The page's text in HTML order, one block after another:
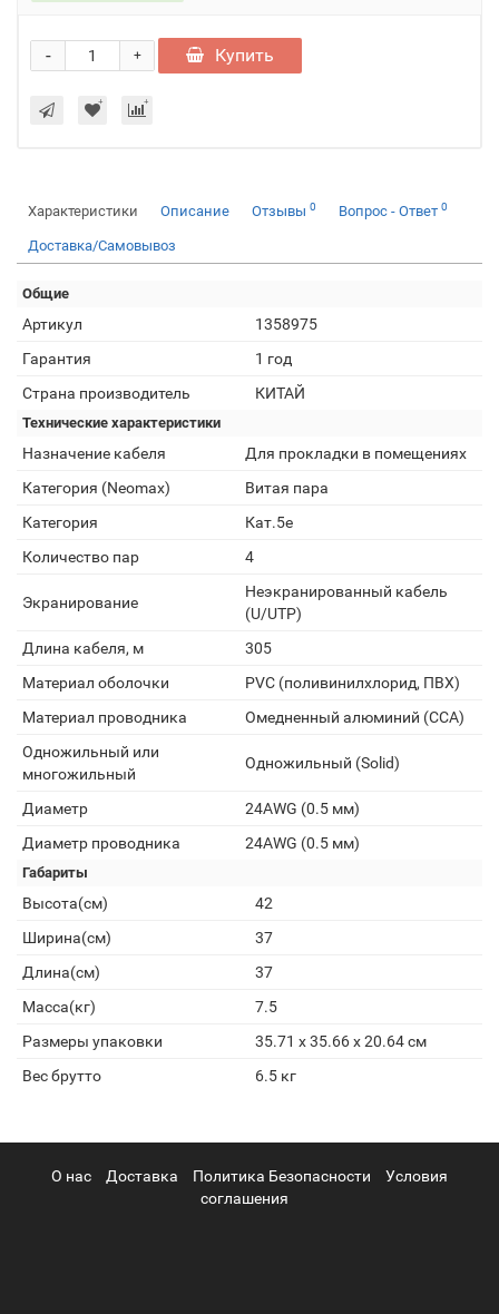
+
- Купить
Характеристики Описание Отзывы 0 Вопрос - Ответ 0
Доставка/Самовывоз
Общие
Артикул
1358975
Гарантия
1 год
Страна производитель
КИТАЙ
Технические характеристики
Назначение кабеля
Для прокладки в помещениях
Категория (Neomax)
Витая пара
Категория
Кат.5e
Количество пар
4
Экранирование
Неэкранированный кабель
(U/UTP)
Длина кабеля, м
305
Материал оболочки
PVC (поливинилхлорид, ПВХ)
Материал проводника
Омедненный алюминий (CCA)
Одножильный или
многожильный
Одножильный (Solid)
Диаметр
24AWG (0.5 мм)
Диаметр проводника
24AWG (0.5 мм)
Габариты
Высота(см)
42
Ширина(см)
37
Длина(см)
37
Масса(кг)
7.5
Размеры упаковки
35.71 x 35.66 x 20.64 см
Вес брутто
6.5 кг
О нас Доставка Политика Безопасности
Условия
соглашения